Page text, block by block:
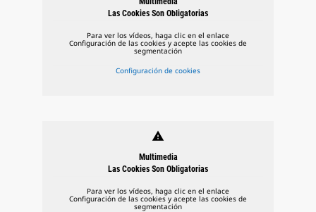
Las Cookies Son Obligatorias
Para ver los vídeos, haga clic en el enlace
Configuración de las cookies y acepte las cookies de
segmentación
Configuración de cookies
warning
Multimedia
Las Cookies Son Obligatorias
Para ver los vídeos, haga clic en el enlace
Configuración de las cookies y acepte las cookies de
segmentación